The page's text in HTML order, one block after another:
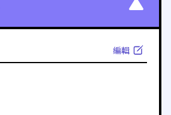
編輯